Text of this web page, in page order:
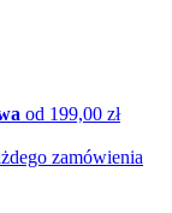
od 199,00 zł
zamówienia